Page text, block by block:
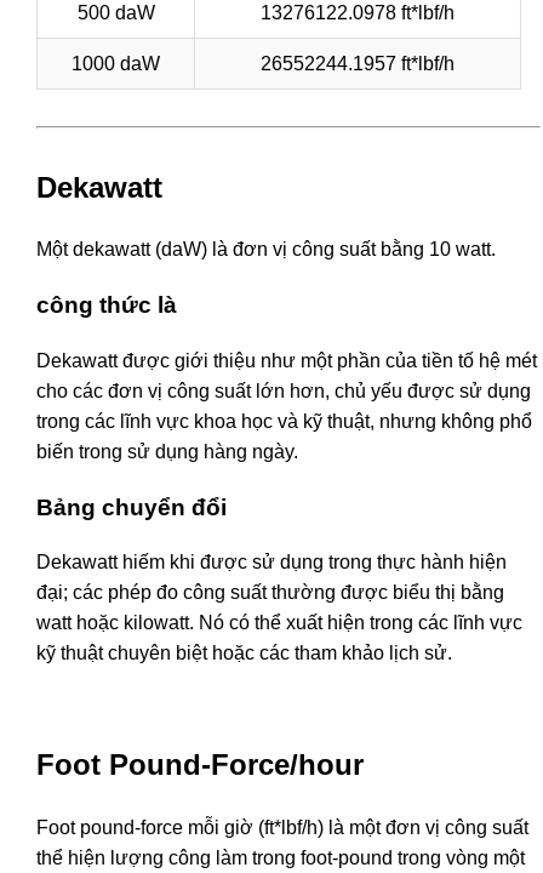
500 daW 13276122.0978 ft*lbf/h
1000 daW 26552244.1957 ft*lbf/h
Dekawatt
Một dekawatt (daW) là đơn vị công suất bằng 10 watt.
công thức là
Dekawatt được giới thiệu như một phần của tiền tố hệ mét
cho các đơn vị công suất lớn hơn, chủ yếu được sử dụng
trong các lĩnh vực khoa học và kỹ thuật, nhưng không phổ
biến trong sử dụng hàng ngày.
Bảng chuyển đổi
Dekawatt hiếm khi được sử dụng trong thực hành hiện
đại; các phép đo công suất thường được biểu thị bằng
watt hoặc kilowatt. Nó có thể xuất hiện trong các lĩnh vực
kỹ thuật chuyên biệt hoặc các tham khảo lịch sử.
Foot Pound-Force/hour
Foot pound-force mỗi giờ (ft*lbf/h) là một đơn vị công suất
thể hiện lượng công làm trong foot-pound trong vòng một